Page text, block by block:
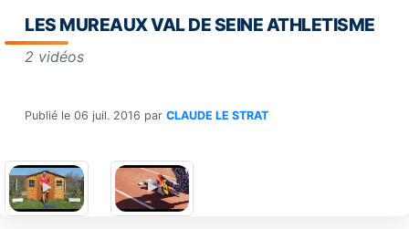
LES MUREAUX VAL DE SEINE ATHLETISME
2 vidéos
Publié le 06 juil. 2016 par CLAUDE LE STRAT